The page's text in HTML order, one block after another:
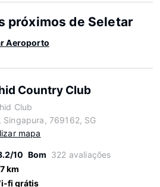
próximos de Seletar
Aeroporto
Country Club
Club
Singapura, 769162, SG
mapa
10 Bom 322 avaliações
km
fi grátis